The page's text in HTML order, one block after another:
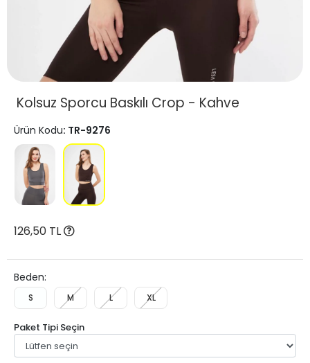
Kolsuz Sporcu Baskılı Crop - Kahve
Ürün Kodu: TR-9276
126,50 TL
Beden:
S M L XL
Paket Tipi Seçin